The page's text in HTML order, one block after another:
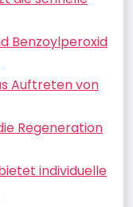
Benzoylperoxid
Auftreten von
Regeneration
individuelle